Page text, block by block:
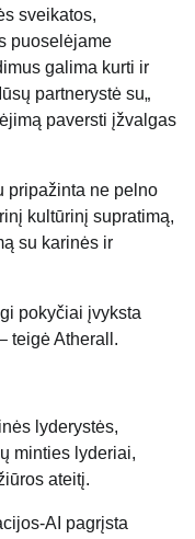
sveikatos,
puoselėjame
galima kurti ir
partnerystė su„
paversti įžvalgas
pripažinta ne pelno
kultūrinį supratimą,
su karinės ir
pokyčiai įvyksta
teigė Atherall.
lyderystės,
minties lyderiai,
ateitį.
AI pagrįsta